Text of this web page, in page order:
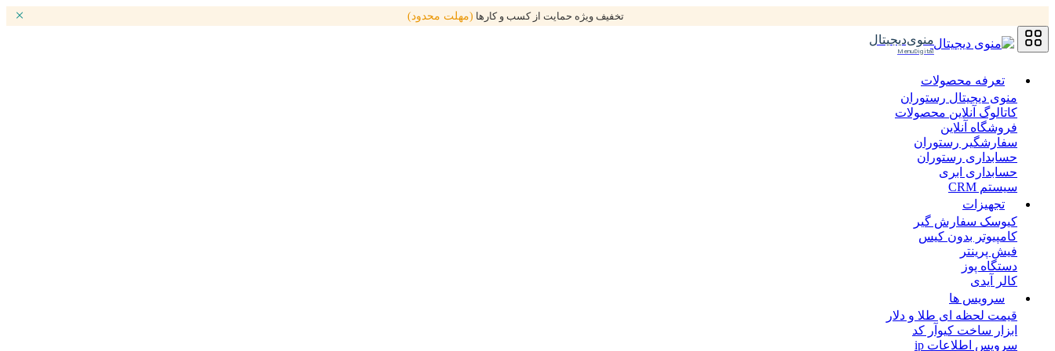
تخفیف ویژه حمایت از کسب و کارها (مهلت محدود)
منوی‌دیجیتال
MenuDigital
تعرفه محصولات
منوی دیجیتال رستوران
کاتالوگ آنلاین محصولات
فروشگاه آنلاین
سفارشگیر رستوران
حسابداری رستوران
حسابداری ابری
سیستم CRM
تجهیزات
کیوسک سفارش گیر
کامپیوتر بدون کیس
فیش پرینتر
دستگاه پوز
کالر آیدی
سرویس ها
قیمت لحظه ای طلا و دلار
ابزار ساخت کیوآر کد
سرویس اطلاعات ip